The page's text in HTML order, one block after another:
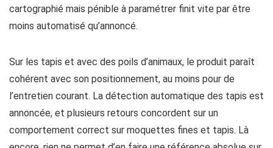
cartographié mais pénible à paramétrer finit vite par être
moins automatisé qu’annoncé.
Sur les tapis et avec des poils d’animaux, le produit paraît
cohérent avec son positionnement, au moins pour de
l’entretien courant. La détection automatique des tapis est
annoncée, et plusieurs retours concordent sur un
comportement correct sur moquettes fines et tapis. Là